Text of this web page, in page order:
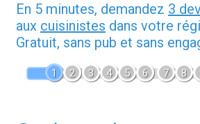
En 5 minutes, demandez 3
aux cuisinistes dans votre
Gratuit, sans pub et sans
1 2 3 4 5 6 7 8